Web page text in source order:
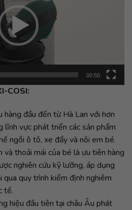
00:50
COSI:
hàng đầu đến từ Hà Lan với hơn
vực phát triển các sản phẩm
ngồi ô tô, xe đẩy và nôi em bé.
và thoải mái của bé là ưu tiên hàng
nghiên cứu kỹ lưỡng, áp dụng
quy trình kiểm định nghiêm
tế.
hiệu đầu tiên tại châu Âu phát